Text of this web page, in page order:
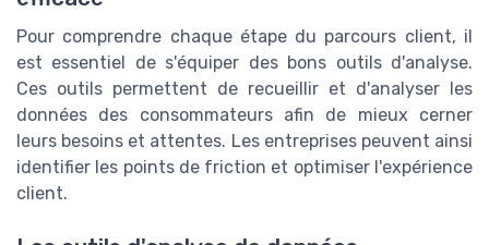
Pour comprendre chaque étape du parcours client, il
est essentiel de s'équiper des bons outils d'analyse.
Ces outils permettent de recueillir et d'analyser les
données des consommateurs afin de mieux cerner
leurs besoins et attentes. Les entreprises peuvent ainsi
identifier les points de friction et optimiser l'expérience
client.